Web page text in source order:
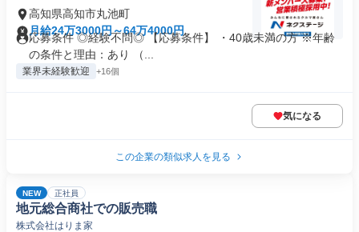
高知県高知市丸池町
月給24万3000円～64万4000円
応募条件 ◎経験不問◎ 【応募条件】 ・40歳未満の方 ※年齢
の条件と理由：あり （...
業界未経験歓迎 +16個
気になる
この企業の類似求人を見る
NEW 正社員
地元総合商社での販売職
株式会社はりま家